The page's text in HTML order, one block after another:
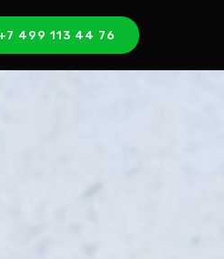
+7 499 113 44 76